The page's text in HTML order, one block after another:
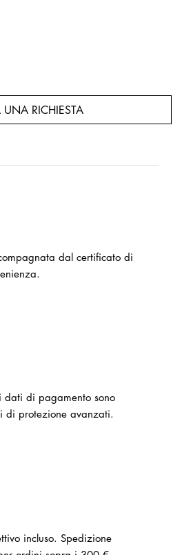
RICHIESTA
dal certificato di
dati di pagamento sono
di protezione avanzati.
incluso. Spedizione